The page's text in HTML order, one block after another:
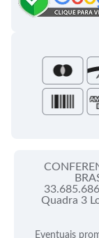
Folhetos e
Campanha da
Quadra 3
Eventuais